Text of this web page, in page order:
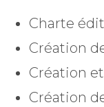
Charte
Création
Création
Création